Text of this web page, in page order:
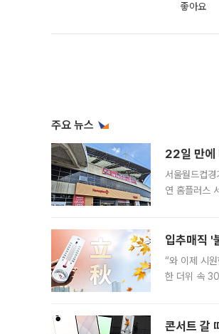
좋아요
주요 뉴스
22일 만에
서울월드컵
연 홈플러스
입추매직 '
“와 이제 시
한 더위 속
콘서트 갈